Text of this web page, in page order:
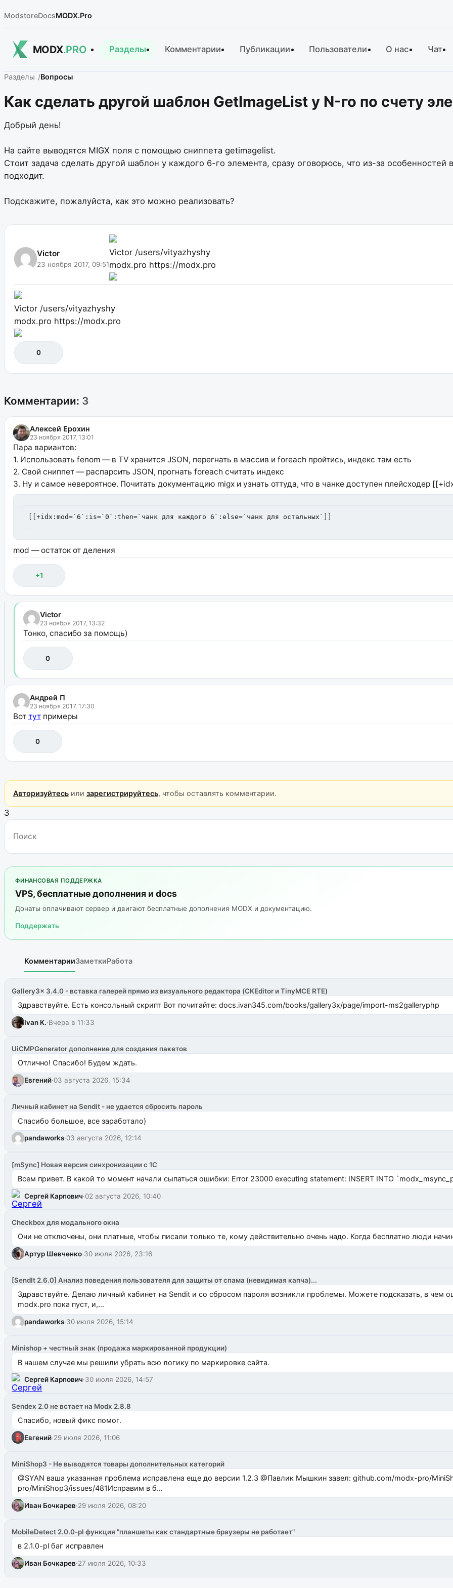
ModstoreDocsMODX.Pro
MODX.PRO Разделы Комментарии Публикации Пользователи О нас Чат
Разделы Вопросы
Как сделать другой шаблон GetImageList у N-го по счету
Добрый день!
На сайте выводятся MIGX поля с помощью сниппета getimagelist.
Стоит задача сделать другой шаблон у каждого 6-го элемента, сразу оговорюсь, что из-за особенностей
подходит.
Подскажите, пожалуйста, как это можно реализовать?
Victor
23 ноября 2017, 09:51
Victor /users/vityazhyshy
modx.pro https://modx.pro
Victor /users/vityazhyshy
modx.pro https://modx.pro
0
Комментарии: 3
Алексей Ерохин
23 ноября 2017, 13:01
Пара вариантов:
1. Использовать fenom — в TV хранится JSON, перегнать в массив и foreach пройтись, индекс там есть
2. Свой сниппет — распарсить JSON, прогнать foreach считать индекс
3. Ну и самое невероятное. Почитать документацию migx и узнать оттуда, что в чанке доступен плейсходер
[[+idx:mod=`6`:is=`0`:then=`чанк для каждого 6`:else=`чанк для остальных`]]
mod — остаток от деления
+1
Victor
23 ноября 2017, 13:32
Тонко, спасибо за помощь)
0
Андрей П
23 ноября 2017, 17:30
Вот тутпримеры
0
Авторизуйтесьили зарегистрируйтесь, чтобы оставлять комментарии.
3
ФИНАНСОВАЯ ПОДДЕРЖКА
VPS, бесплатные дополнения и docs
Донаты оплачивают сервер и двигают бесплатные дополнения MODX и документацию.
Поддержать
КомментарииЗаметкиРабота
Gallery3x 3.4.0 - вставка галерей прямо из визуального редактора (CKEditor и TinyMCE RTE)
Здравствуйте. Есть консольный скрипт Вот почитайте: docs.ivan345.com/books/gallery3x/page/import-ms2galleryphp
Ivan K.·Вчера в 11:33
UiCMPGenerator дополнение для создания пакетов
Отлично! Спасибо! Будем ждать.
Евгений·03 августа 2026, 15:34
Личный кабинет на Sendit - не удается сбросить пароль
Спасибо большое, все заработало)
pandaworks·03 августа 2026, 12:14
[mSync] Новая версия синхронизации с 1С
Всем привет. В какой то момент начали сыпаться ошибки: Error 23000 executing statement: INSERT INTO
Сергей Карпович·02 августа 2026, 10:40
Checkbox для модального окна
Они не отключены, они платные, чтобы писали только те, кому действительно очень надо. Когда бесплатно люди
Артур Шевченко·30 июля 2026, 23:16
[SendIt 2.6.0] Анализ поведения пользователя для защиты от спама (невидимая капча)...
Здравствуйте. Делаю личный кабинет на Sendit и со сбросом пароля возникли проблемы. Можете подсказать, в чем
modx.pro пока пуст, и,...
pandaworks·30 июля 2026, 15:14
Minishop + честный знак (продажа маркированной продукции)
В нашем случае мы решили убрать всю логику по маркировке сайта.
Сергей Карпович·30 июля 2026, 14:57
Sendex 2.0 не встает на Modx 2.8.8
Спасибо, новый фикс помог.
Евгений·29 июля 2026, 11:06
MiniShop3 - Не выводятся товары дополнительных категорий
@SYAN ваша указанная проблема исправлена еще до версии 1.2.3 @Павлик Мышкин завел: github.com/modx-pro/MiniShop3/issues/480 github.com/modx-
pro/MiniShop3/issues/481Исправим в б...
Иван Бочкарев·29 июля 2026, 08:20
MobileDetect 2.0.0-pl функция "планшеты как стандартные браузеры не работает"
в 2.1.0-pl баг исправлен
Иван Бочкарев·27 июля 2026, 10:33